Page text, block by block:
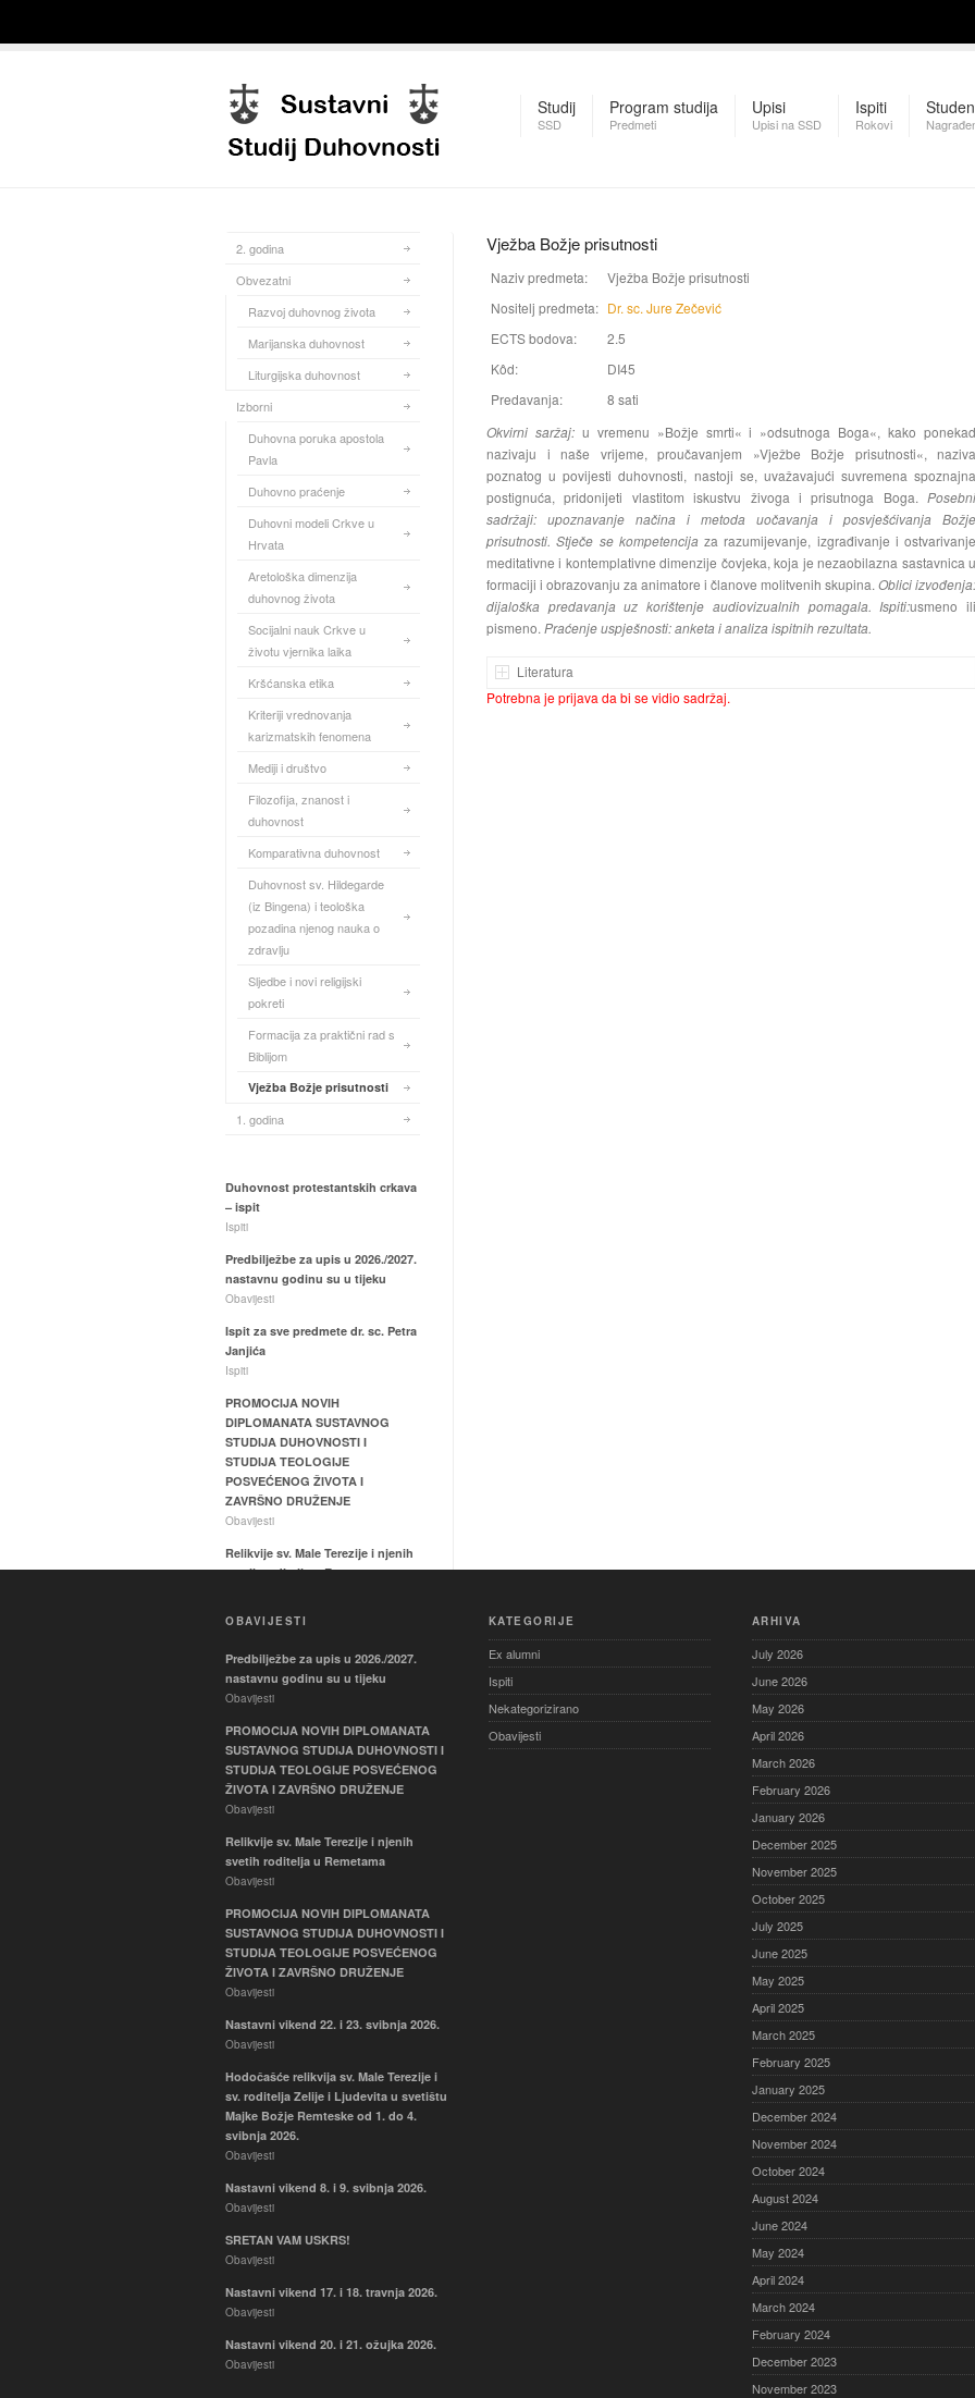
Studij
SSD
Program studija
Predmeti
Upisi
Upisi na SSD
Ispiti
Rokovi
Vježba Božje prisutnosti
Naziv predmeta:
Vježba Božje prisutnosti
Nositelj predmeta: Dr. sc. Jure Zečević
ECTS bodova:
2.5
Kôd:
DI45
Predavanja:
8 sati
Okvirni saržaj: u vremenu »Božje smrti« i »odsutnoga Boga«, kako ponekad
nazivaju i naše vrijeme, proučavanjem »Vježbe Božje prisutnosti«, naziva
poznatog u povijesti duhovnosti, nastoji se, uvažavajući suvremena spoznajna
postignuća, pridonijeti vlastitom iskustvu živoga i prisutnoga Boga. Posebni
sadržaji: upoznavanje načina i metoda uočavanja i posvješćivanja Božje
prisutnosti. Stječe se kompetencija za razumijevanje, izgrađivanje i ostvarivanje
meditativne i kontemplativne dimenzije čovjeka, koja je nezaobilazna sastavnica u
formaciji i obrazovanju za animatore i članove molitvenih skupina. Oblici izvođenja:
dijaloška predavanja uz korištenje audiovizualnih pomagala. Ispiti:usmeno ili
pismeno. Praćenje uspješnosti: anketa i analiza ispitnih rezultata.
Literatura
Potrebna je prijava da bi se vidio sadržaj.
2. godina
Obvezatni
Razvoj duhovnog života
Marijanska duhovnost
Liturgijska duhovnost
Izborni
Duhovna poruka apostola
Pavla
Duhovno praćenje
Duhovni modeli Crkve u
Hrvata
Aretološka dimenzija
duhovnog života
Socijalni nauk Crkve u
životu vjernika laika
Kršćanska etika
Kriteriji vrednovanja
karizmatskih fenomena
Mediji i društvo
Filozofija, znanost i
duhovnost
Komparativna duhovnost
Duhovnost sv. Hildegarde
(iz Bingena) i teološka
pozadina njenog nauka o
zdravlju
Sljedbe i novi religijski
pokreti
Formacija za praktični rad s
Biblijom
Vježba Božje prisutnosti
1. godina
Duhovnost protestantskih crkava
– ispit
Ispiti
Predbilježbe za upis u 2026./2027.
nastavnu godinu su u tijeku
Obavijesti
Ispit za sve predmete dr. sc. Petra
Janjića
Ispiti
PROMOCIJA NOVIH
DIPLOMANATA SUSTAVNOG
STUDIJA DUHOVNOSTI I
STUDIJA TEOLOGIJE
POSVEĆENOG ŽIVOTA I
ZAVRŠNO DRUŽENJE
Obavijesti
Relikvije sv. Male Terezije i njenih
svetih roditelja u Remetama
PROMOCIJA NOVIH
STUDIJA DUHOVNOSTI I
STUDIJA TEOLOGIJE
POSVEĆENOG ŽIVOTA I
ZAVRŠNO DRUŽENJE
Obavijesti
Nastavni vikend 22. i 23. svibnja
2026.
Obavijesti
Aretološka dimenzija duhovnog
života – ispit
Ispiti
Mediji i društvo – ispit
Ispiti
Hodočašće relikvija sv. Male
Terezije i sv. roditelja Zelije i
Remteske od 1. do 4. svibnja
2026.
Obavijesti
OBAVIJESTI
Predbilježbe za upis u 2026./2027.
nastavnu godinu su u tijeku
Obavijesti
PROMOCIJA NOVIH DIPLOMANATA
SUSTAVNOG STUDIJA DUHOVNOSTI I
STUDIJA TEOLOGIJE POSVEĆENOG
ŽIVOTA I ZAVRŠNO DRUŽENJE
Obavijesti
Relikvije sv. Male Terezije i njenih
svetih roditelja u Remetama
Obavijesti
PROMOCIJA NOVIH DIPLOMANATA
SUSTAVNOG STUDIJA DUHOVNOSTI I
STUDIJA TEOLOGIJE POSVEĆENOG
ŽIVOTA I ZAVRŠNO DRUŽENJE
Obavijesti
Nastavni vikend 22. i 23. svibnja 2026.
Obavijesti
Hodočašće relikvija sv. Male Terezije i
sv. roditelja Zelije i Ljudevita u svetištu
Majke Božje Remteske od 1. do 4.
svibnja 2026.
Obavijesti
Nastavni vikend 8. i 9. svibnja 2026.
Obavijesti
SRETAN VAM USKRS!
Obavijesti
Nastavni vikend 17. i 18. travnja 2026.
Obavijesti
Nastavni vikend 20. i 21. ožujka 2026.
Obavijesti
KATEGORIJE
Ex alumni
Ispiti
Nekategorizirano
Obavijesti
ARHIVA
July 2026
June 2026
May 2026
April 2026
March 2026
February 2026
January 2026
December 2025
November 2025
October 2025
July 2025
June 2025
May 2025
April 2025
March 2025
February 2025
January 2025
December 2024
November 2024
October 2024
August 2024
June 2024
May 2024
April 2024
March 2024
February 2024
December 2023
November 2023